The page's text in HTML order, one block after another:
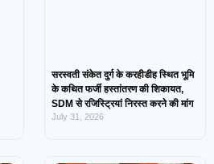
सरस्वती संकेत दुर्ग के करहीडीह स्थित भूमि
के कथित फर्जी हस्तांतरण की शिकायत,
SDM से रजिस्ट्रियां निरस्त करने की मांग
July 31, 2026